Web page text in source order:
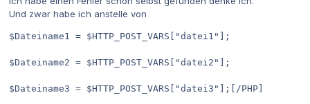
Und zwar habe ich anstelle von
$Dateiname1 = $HTTP_POST_VARS["datei1"];
$Dateiname2 = $HTTP_POST_VARS["datei2"];
$Dateiname3 = $HTTP_POST_VARS["datei3"];[/PHP]